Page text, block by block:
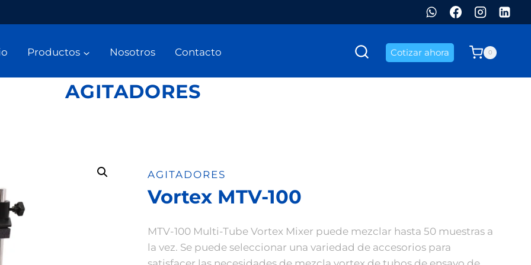
Productos Nosotros Contacto Cotizar ahora 0
AGITADORES
AGITADORES
Vortex MTV-100
MTV-100 Multi-Tube Vortex Mixer puede mezclar hasta 50 muestras a
la vez. Se puede seleccionar una variedad de accesorios para